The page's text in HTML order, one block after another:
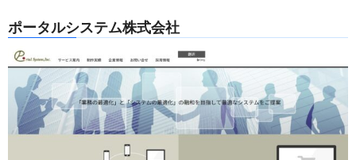
ポータルシステム株式会社